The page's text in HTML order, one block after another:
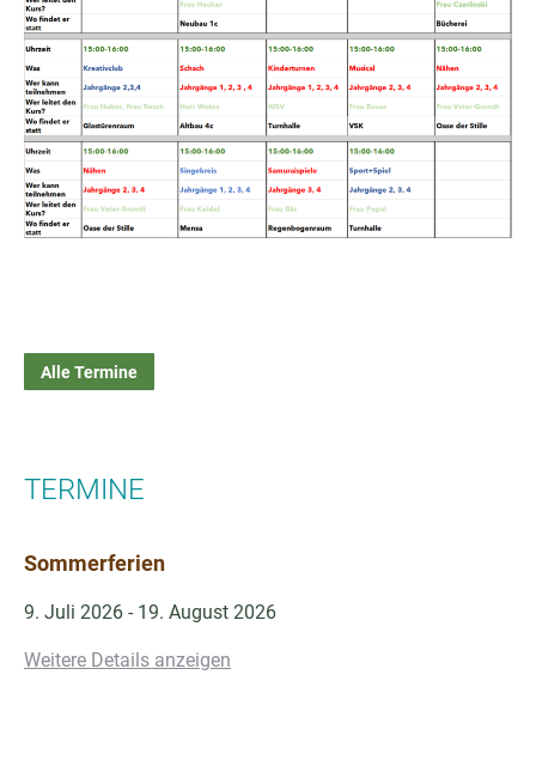
Alle Termine
TERMINE
Sommerferien
9. Juli 2026 - 19. August 2026
Weitere Details anzeigen